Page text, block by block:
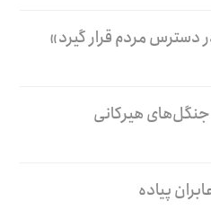
دسترس مردم قرار گیرد»
هیرکانی
پیاده